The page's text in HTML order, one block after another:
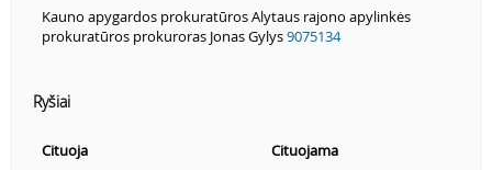
Kauno apygardos prokuratūros Alytaus rajono apylinkės
prokuratūros prokuroras Jonas Gylys9075134
Ryšiai
Cituoja Cituojama